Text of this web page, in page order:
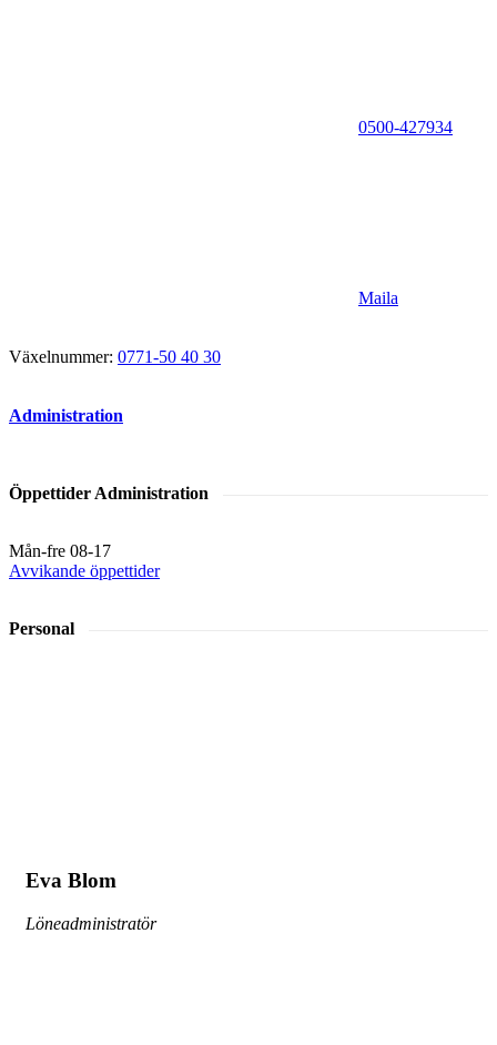
0500-427934
Maila
Växelnummer: 0771-50 40 30
Administration
Öppettider Administration
Mån-fre 08-17
Avvikande öppettider
Personal
Eva Blom
Löneadministratör